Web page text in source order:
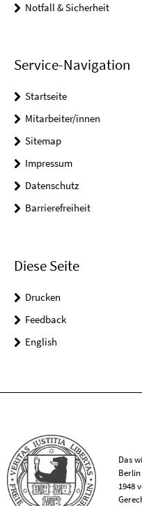
Notfall & Sicherheit
Service-Navigation
Startseite
Mitarbeiter/innen
Sitemap
Impressum
Datenschutz
Barrierefreiheit
Diese Seite
Drucken
Feedback
English
Das
1948